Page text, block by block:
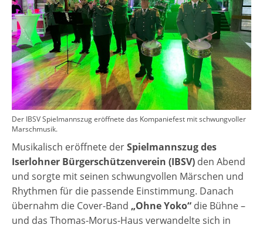
Der IBSV Spielmannszug eröffnete das Kompaniefest mit schwungvoller
Marschmusik.
Musikalisch eröffnete derSpielmannszug des
Iserlohner Bürgerschützenverein (IBSV) den Abend
und sorgte mit seinen schwungvollen Märschen und
Rhythmen für die passende Einstimmung. Danach
übernahm die Cover-Band „Ohne Yoko“ die Bühne –
und das Thomas-Morus-Haus verwandelte sich in